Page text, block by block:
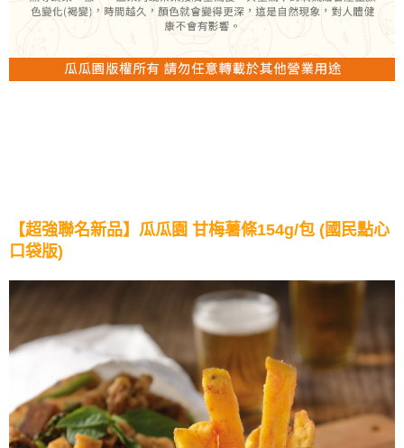
【超強聯名新品】瓜瓜園 甘梅薯條154g/包 (國民點心
口袋版)